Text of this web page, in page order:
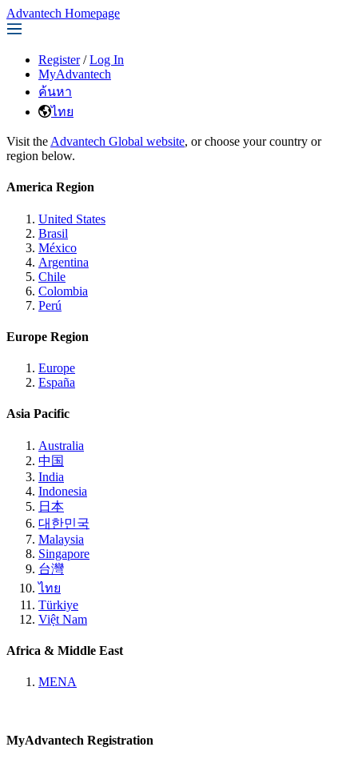
Advantech Homepage
Register / Log In
MyAdvantech
ค้นหา
ไทย
Visit the Advantech Global website, or choose your country or
region below.
America Region
United States
Brasil
México
Argentina
Chile
Colombia
Perú
Europe Region
Europe
España
Asia Pacific
Australia
中国
India
Indonesia
日本
대한민국
Malaysia
Singapore
台灣
ไทย
Türkiye
Việt Nam
Africa & Middle East
MENA
MyAdvantech Registration